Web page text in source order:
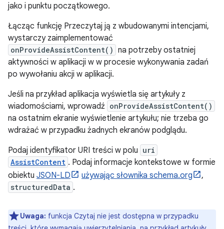
jako i punktu początkowego.
Łącząc funkcję Przeczytaj ją z wbudowanymi intencjami,
wystarczy zaimplementować
onProvideAssistContent() na potrzeby ostatniej
aktywności w aplikacji w w procesie wykonywania zadań
po wywołaniu akcji w aplikacji.
Jeśli na przykład aplikacja wyświetla się artykuły z
wiadomościami, wprowadź onProvideAssistContent()
na ostatnim ekranie wyświetlenie artykułu; nie trzeba go
wdrażać w przypadku żadnych ekranów podglądu.
Podaj identyfikator URI treści w polu uri
AssistContent . Podaj informacje kontekstowe w formie
obiektu JSON-LD używając słownika schema.org ,
structuredData .
Uwaga: funkcja Czytaj nie jest dostępna w przypadku